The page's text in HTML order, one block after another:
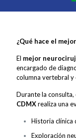
¿Qué hace el
El mejor
encargado de
columna vertebral y
Durante la consulta,
CDMXrealiza una
Historia clínica
Exploración